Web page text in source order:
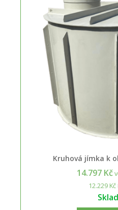
Kruhová jímka k
14.797 Kč
12.229 Kč